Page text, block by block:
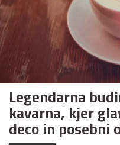
Legendarna
kavarna, kjer
deco in posebni